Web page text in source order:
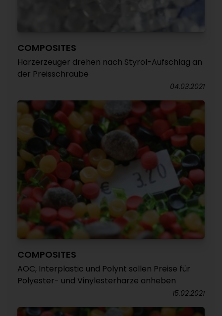
COMPOSITES
Harzerzeuger drehen nach Styrol-Aufschlag an
der Preisschraube
04.03.2021
COMPOSITES
AOC, Interplastic und Polynt sollen Preise für
Polyester- und Vinylesterharze anheben
15.02.2021